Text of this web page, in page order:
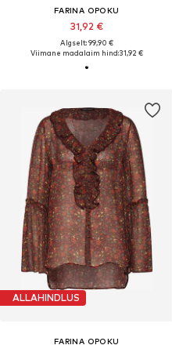
FARINA OPOKU
31,92 €
Algselt: 99,90 €
Viimane madalaim hind:31,92 €
ALLAHINDLUS
FARINA OPOKU